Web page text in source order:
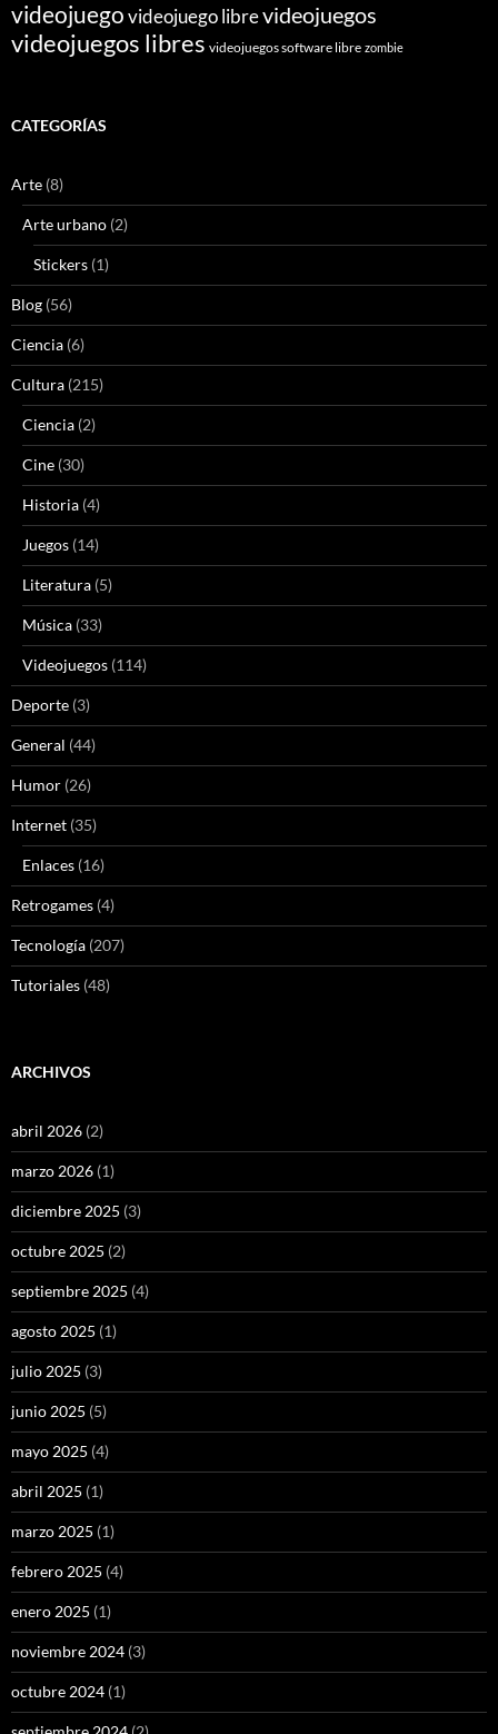
videojuegovideojuego librevideojuegos
videojuegos libres videojuegos software libre zombie
CATEGORÍAS
Arte (8)
Arte urbano (2)
Stickers (1)
Blog (56)
Ciencia (6)
Cultura (215)
Ciencia (2)
Cine (30)
Historia (4)
Juegos (14)
Literatura (5)
Música (33)
Videojuegos (114)
Deporte (3)
General (44)
Humor (26)
Internet (35)
Enlaces (16)
Retrogames (4)
Tecnología (207)
Tutoriales (48)
ARCHIVOS
abril 2026 (2)
marzo 2026 (1)
diciembre 2025 (3)
octubre 2025 (2)
septiembre 2025 (4)
agosto 2025 (1)
julio 2025 (3)
junio 2025 (5)
mayo 2025 (4)
abril 2025 (1)
marzo 2025 (1)
febrero 2025 (4)
enero 2025 (1)
noviembre 2024 (3)
octubre 2024 (1)